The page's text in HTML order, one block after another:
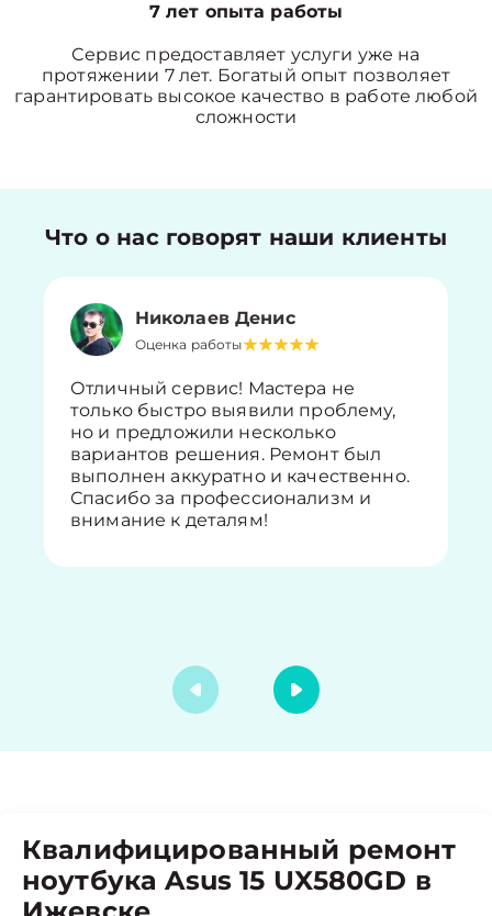
7 лет опыта работы
Сервис предоставляет услуги уже на
протяжении 7 лет. Богатый опыт позволяет
гарантировать высокое качество в работе любой
сложности
Что о нас говорят наши клиенты
Николаев Денис
Оценка работы
Отличный сервис! Мастера не
только быстро выявили проблему,
но и предложили несколько
вариантов решения. Ремонт был
выполнен аккуратно и качественно.
Спасибо за профессионализм и
внимание к деталям!
Квалифицированный ремонт
ноутбука Asus 15 UX580GD в